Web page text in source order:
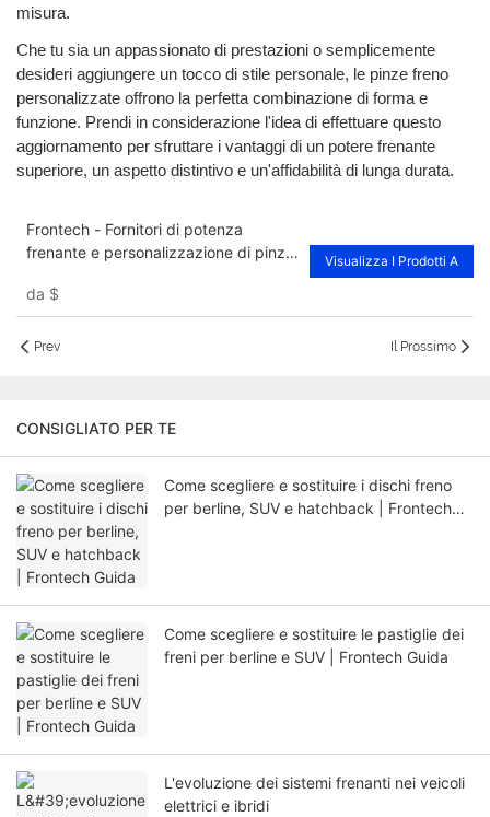
misura.
Che tu sia un appassionato di prestazioni o semplicemente
desideri aggiungere un tocco di stile personale, le pinze freno
personalizzate offrono la perfetta combinazione di forma e
funzione. Prendi in considerazione l'idea di effettuare questo
aggiornamento per sfruttare i vantaggi di un potere frenante
superiore, un aspetto distintivo e un'affidabilità di lunga durata.
Frontech - Fornitori di potenza
frenante e personalizzazione di pinze
da $
Visualizza I Prodotti A
Prev Il Prossimo
CONSIGLIATO PER TE
Come scegliere e sostituire i dischi freno
per berline, SUV e hatchback | Frontech
Come scegliere e sostituire le pastiglie dei
freni per berline e SUV | Frontech Guida
L'evoluzione dei sistemi frenanti nei veicoli
elettrici e ibridi